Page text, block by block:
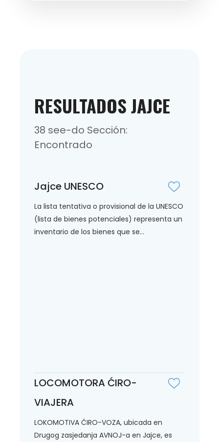
RESULTADOS JAJCE
38 see-do Sección:
Encontrado
Jajce UNESCO
La lista tentativa o provisional de la UNESCO
(lista de bienes potenciales) representa un
inventario de los bienes que se...
LOCOMOTORA ĆIRO-
VIAJERA
LOKOMOTIVA ĆIRO-VOZA, ubicada en
Drugog zasjedanja AVNOJ-a en Jajce, es